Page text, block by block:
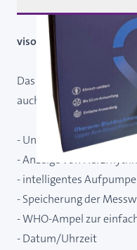
visomat comfort XXL -
Das erste
auch zu Hause den
- Universalmanschette
- Anzeige von
- intelligentes
- Speicherung der
- WHO-Ampel zur
- Datum/Uhrzeit